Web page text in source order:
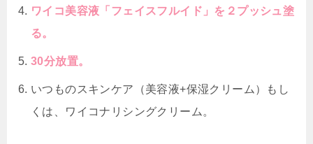
ワイコ美容液「フェイスフルイド」を２プッシュ塗
る。
30分放置。
いつものスキンケア（美容液+保湿クリーム）もし
くは、ワイコナリシングクリーム。